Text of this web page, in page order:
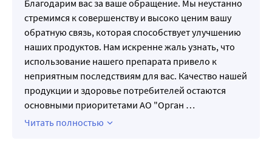
Благодарим вас за ваше обращение. Мы неустанно
стремимся к совершенству и высоко ценим вашу
обратную связь, которая способствует улучшению
наших продуктов. Нам искренне жаль узнать, что
использование нашего препарата привело к
неприятным последствиям для вас. Качество нашей
продукции и здоровье потребителей остаются
основными приоритетами АО "Орган …
Читать полностью